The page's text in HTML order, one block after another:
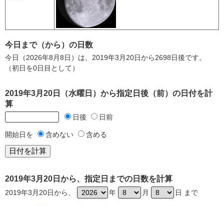
今日まで（から）の日数
今日（2026年8月8日）は、2019年3月20日から2698日後です。
（初日を0日目として）
2019年3月20日（水曜日）から指定日後（前）の日付を計
算
日後 日前
開始日を 含めない 含める
2019年3月20日から、指定日までの日数を計算
2019年3月20日から、 年 月 日 まで